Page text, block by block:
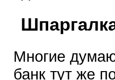
Многие
банк тут же